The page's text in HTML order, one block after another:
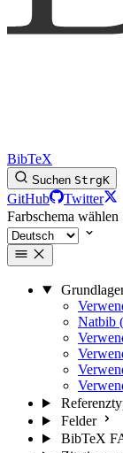
BibTeX
Suchen StrgK
GitHub
Twitter
Farbschema wählen
Natbib
Felder
BibTeX